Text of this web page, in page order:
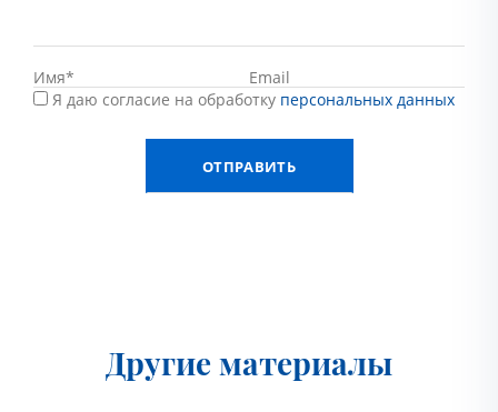
Я даю согласие на обработку персональных данных
Другие материалы